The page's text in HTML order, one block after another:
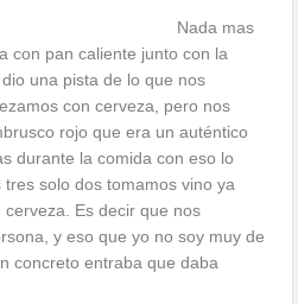
Nada mas
con pan caliente junto con la
una pista de lo que nos
con cerveza, pero nos
rojo que era un auténtico
durante la comida con eso lo
solo dos tomamos vino ya
Es decir que nos
y eso que yo no soy muy de
concreto entraba que daba